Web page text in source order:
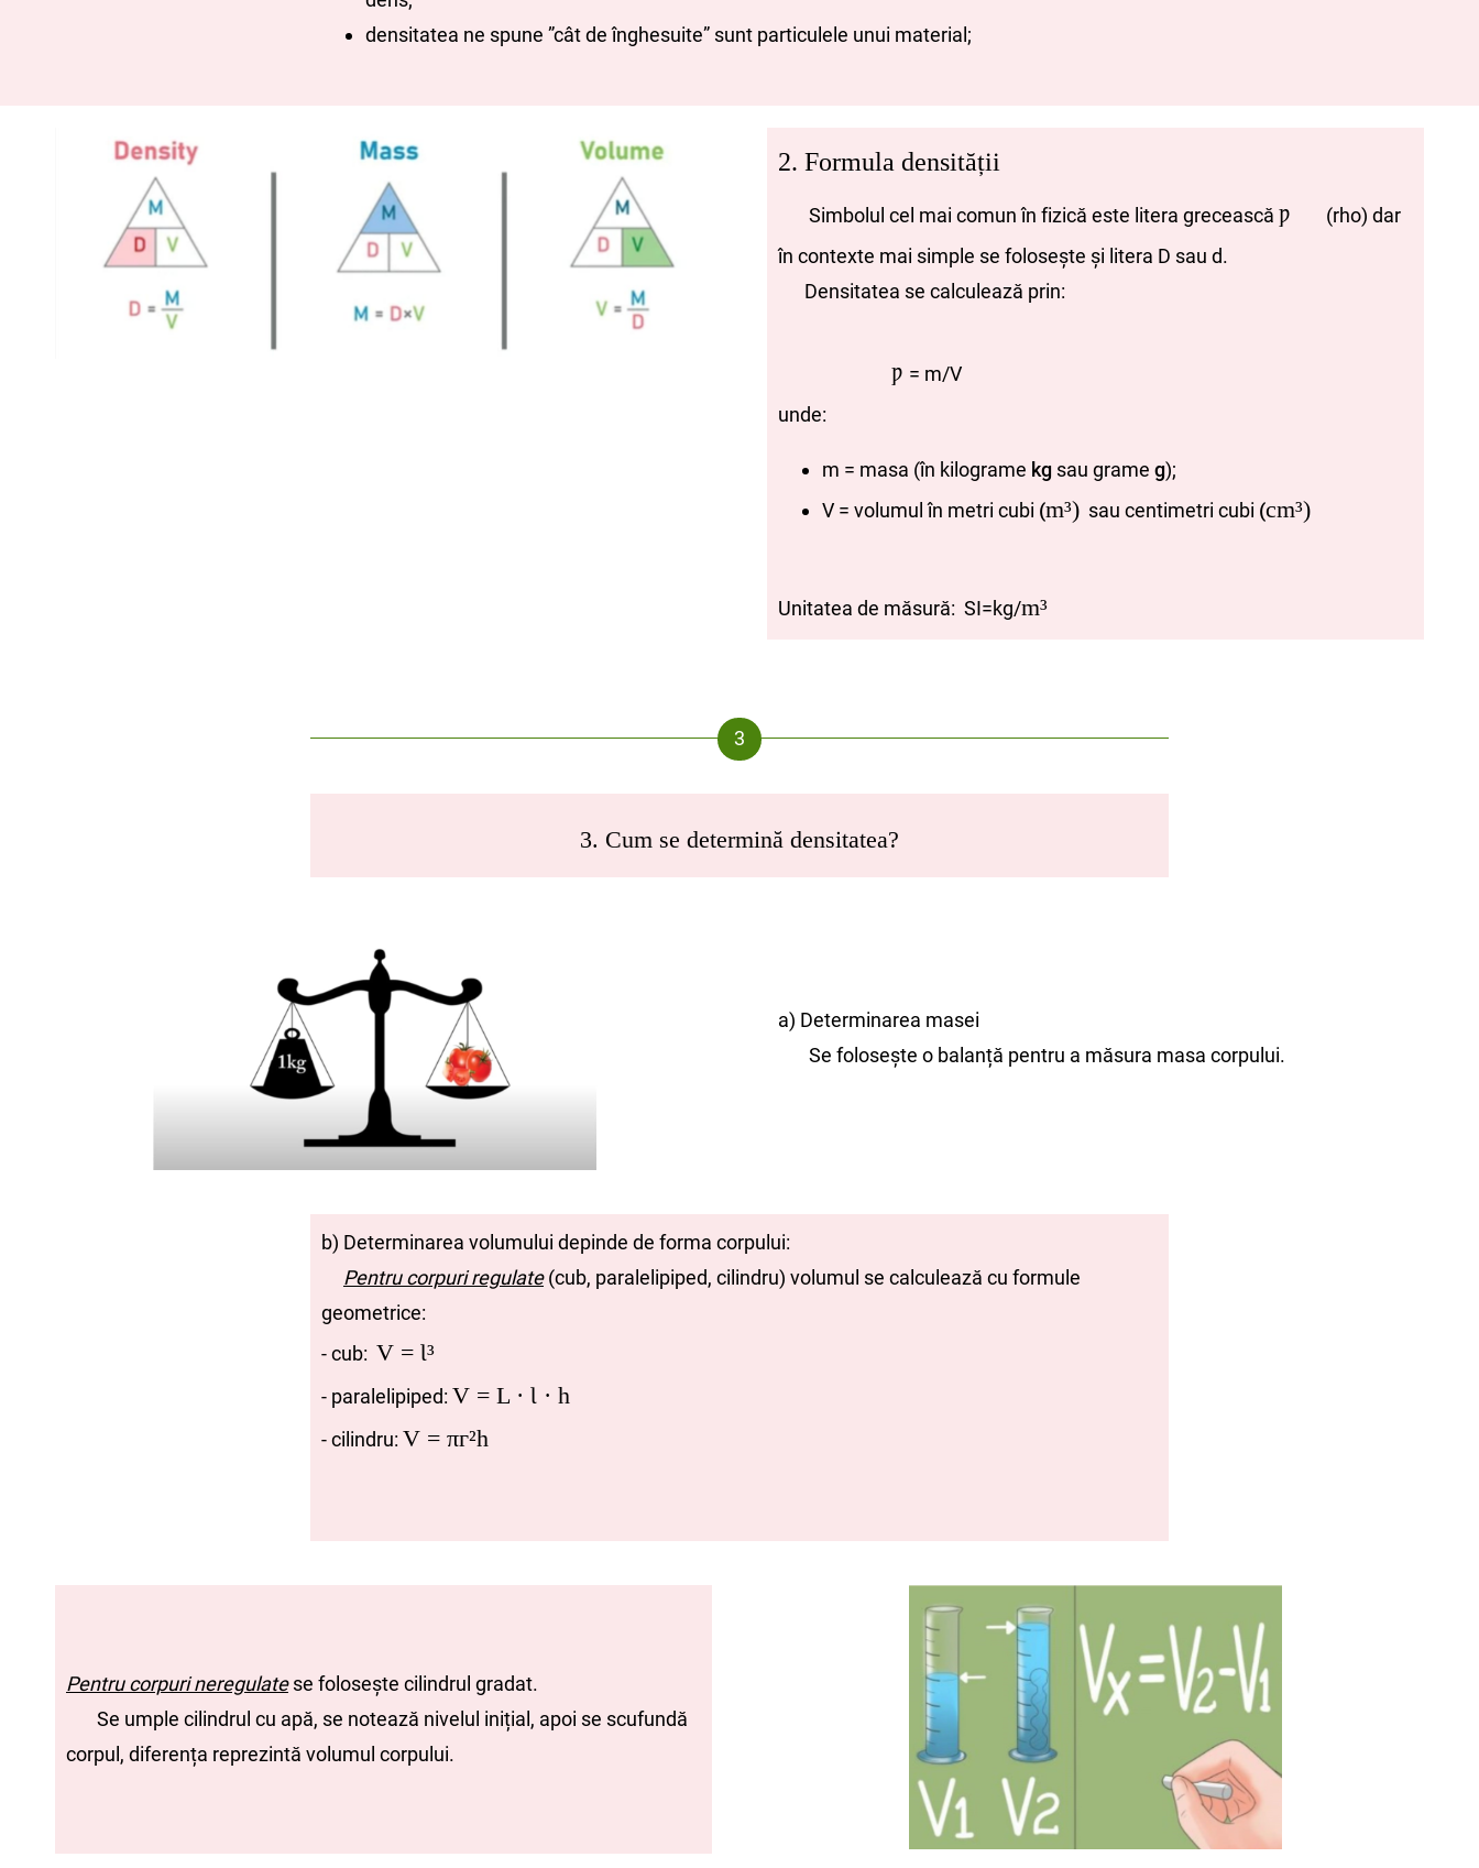
densitatea ne spune ”cât de înghesuite” sunt particulele unui material;
2. Formula densității
Simbolul cel mai comun în fizică este litera grecească Ƿ
(rho) dar
în contexte mai simple se folosește și litera D sau d.
Densitatea se calculează prin:
Ƿ = m/V
unde:
m = masa (în kilograme kg sau grame g);
V = volumul în metri cubi (m³) sau centimetri cubi (cm³)
Unitatea de măsură: SI=kg/m³
3. Cum se determină densitatea?
a) Determinarea masei
Se folosește o balanță pentru a măsura masa corpului.
b) Determinarea volumului depinde de forma corpului:
Pentru corpuri regulate(cub, paralelipiped, cilindru) volumul se calculează cu formule
geometrice:
- cub: V = Ɩ³
- paralelipiped: V = L · Ɩ · h
- cilindru: V = πг²h
Pentru corpuri neregulatese folosește cilindrul gradat.
Se umple cilindrul cu apă, se notează nivelul inițial, apoi se scufundă
corpul, diferența reprezintă volumul corpului.